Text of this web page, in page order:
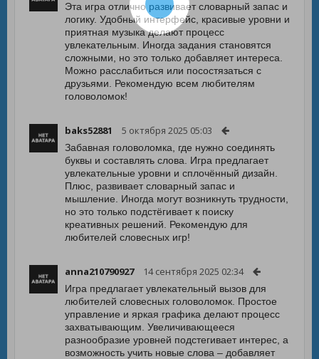
Эта игра отлично развивает словарный запас и
логику. Удобный интерфейс, красивые уровни и
приятная музыка делают процесс
увлекательным. Иногда задания становятся
сложными, но это только добавляет интереса.
Можно расслабиться или посостязаться с
друзьями. Рекомендую всем любителям
головоломок!
baks52881 5 октября 2025 05:03
Забавная головоломка, где нужно соединять
буквы и составлять слова. Игра предлагает
увлекательные уровни и сплочённый дизайн.
Плюс, развивает словарный запас и
мышление. Иногда могут возникнуть трудности,
но это только подстёгивает к поиску
креативных решений. Рекомендую для
любителей словесных игр!
anna210790927 14 сентября 2025 02:34
Игра предлагает увлекательный вызов для
любителей словесных головоломок. Простое
управление и яркая графика делают процесс
захватывающим. Увеличивающееся
разнообразие уровней подстегивает интерес, а
возможность учить новые слова – добавляет